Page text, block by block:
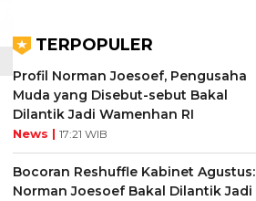
TERPOPULER
Profil Norman Joesoef, Pengusaha
Muda yang Disebut-sebut Bakal
Dilantik Jadi Wamenhan RI
News | 17:21 WIB
Bocoran Reshuffle Kabinet Agustus:
Norman Joesoef Bakal Dilantik Jadi